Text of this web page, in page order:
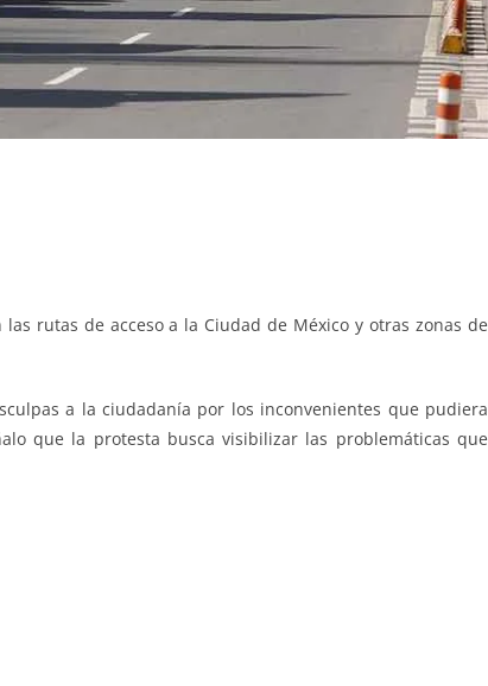
rutas de acceso a la Ciudad de México y otras zonas de
a la ciudadanía por los inconvenientes que pudiera
que la protesta busca visibilizar las problemáticas que